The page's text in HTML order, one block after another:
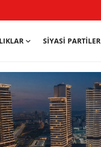
SIYASI PARTILER